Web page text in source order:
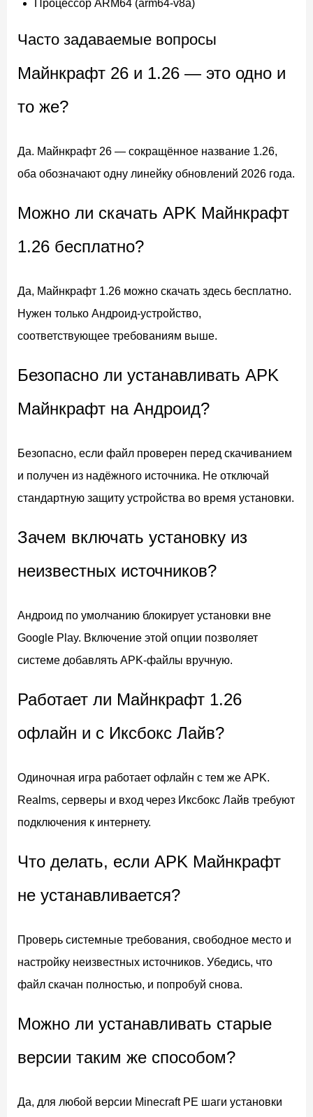
Процессор ARM64 (arm64-v8a)
Часто задаваемые вопросы
Майнкрафт 26 и 1.26 — это одно и
то же?
Да. Майнкрафт 26 — сокращённое название 1.26,
оба обозначают одну линейку обновлений 2026 года.
Можно ли скачать APK Майнкрафт
1.26 бесплатно?
Да, Майнкрафт 1.26 можно скачать здесь бесплатно.
Нужен только Андроид-устройство,
соответствующее требованиям выше.
Безопасно ли устанавливать APK
Майнкрафт на Андроид?
Безопасно, если файл проверен перед скачиванием
и получен из надёжного источника. Не отключай
стандартную защиту устройства во время установки.
Зачем включать установку из
неизвестных источников?
Андроид по умолчанию блокирует установки вне
Google Play. Включение этой опции позволяет
системе добавлять APK-файлы вручную.
Работает ли Майнкрафт 1.26
офлайн и с Иксбокс Лайв?
Одиночная игра работает офлайн с тем же APK.
Realms, серверы и вход через Иксбокс Лайв требуют
подключения к интернету.
Что делать, если APK Майнкрафт
не устанавливается?
Проверь системные требования, свободное место и
настройку неизвестных источников. Убедись, что
файл скачан полностью, и попробуй снова.
Можно ли устанавливать старые
версии таким же способом?
Да, для любой версии Minecraft PE шаги установки